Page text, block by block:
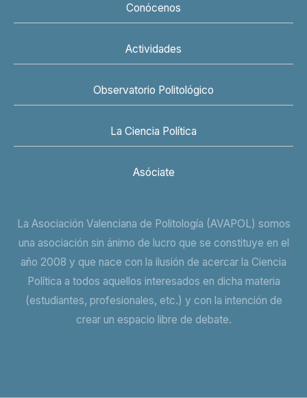
Conócenos
Actividades
Observatorio Politológico
La Ciencia Política
Asóciate
La Asociación Valenciana de Politología (AVAPOL) somos
una asociación sin ánimo de lucro que se constituye en el
año 2008 y que nace con la ilusión de acercar la Ciencia
Política a todos aquellos interesados en dicha materia
(estudiantes, profesionales, etc.) y con la intención de
crear un espacio libre de debate.